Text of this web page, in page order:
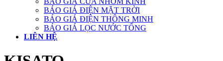
BÁO GIÁ ĐIỆN MẶT TRỜI
BÁO GIÁ ĐIỆN THÔNG MINH
BÁO GIÁ LỌC NƯỚC TỔNG
LIÊN HỆ